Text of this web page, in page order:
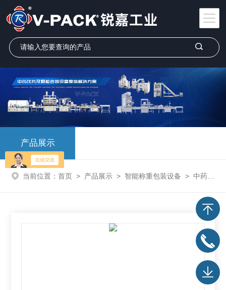
产品展示
当前位置： 首页 > 产品展示 > 智能称重包装设备 > 中药饮片包装机